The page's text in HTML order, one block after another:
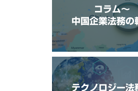
コラム〜
中国企業法務の
テクノロジー法